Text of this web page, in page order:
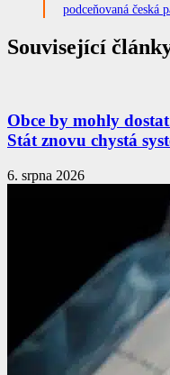
podceňovaná česká
Související
Obce by mohly
Stát znovu chystá
6. srpna 2026